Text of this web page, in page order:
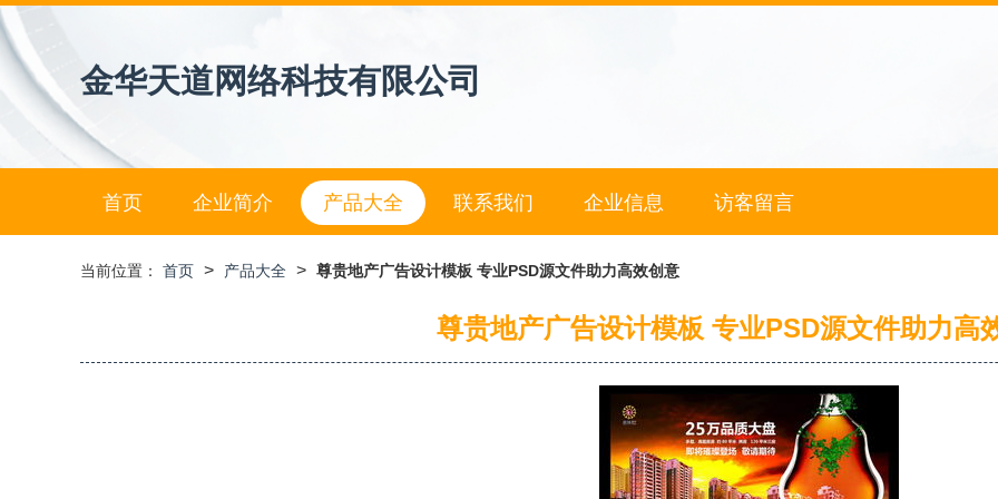
金华天道网络科技有限公司
首页 企业简介 产品大全 联系我们 企业信息 访客留言
当前位置： 首页 > 产品大全 > 尊贵地产广告设计模板 专业PSD源文件助力高效创意
尊贵地产广告设计模板 专业PSD源文件助力高